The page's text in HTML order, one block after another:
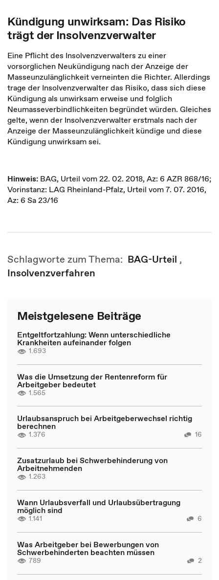
Kündigung unwirksam: Das Risiko
trägt der Insolvenzverwalter
Eine Pflicht des Insolvenzverwalters zu einer
vorsorglichen Neukündigung nach der Anzeige der
Masseunzulänglichkeit verneinten die Richter. Allerdings
trage der Insolvenzverwalter das Risiko, dass sich diese
Kündigung als unwirksam erweise und folglich
Neumasseverbindlichkeiten begründet würden. Gleiches
gelte, wenn der Insolvenzverwalter erstmals nach der
Anzeige der Masseunzulänglichkeit kündige und diese
Kündigung unwirksam sei.
Hinweis: BAG, Urteil vom 22. 02. 2018, Az: 6 AZR 868/16;
Vorinstanz: LAG Rheinland-Pfalz, Urteil vom 7. 07. 2016,
Az: 6 Sa 23/16
Schlagworte zum Thema: BAG-Urteil ,
Insolvenzverfahren
Meistgelesene Beiträge
Entgeltfortzahlung: Wenn unterschiedliche
Krankheiten aufeinander folgen
1.693
Was die Umsetzung der Rentenreform für
Arbeitgeber bedeutet
1.565
Urlaubsanspruch bei Arbeitgeberwechsel richtig
berechnen
1.376 16
Zusatzurlaub bei Schwerbehinderung von
Arbeitnehmenden
1.263
Wann Urlaubsverfall und Urlaubsübertragung
möglich sind
1.141 6
Was Arbeitgeber bei Bewerbungen von
Schwerbehinderten beachten müssen
789 2